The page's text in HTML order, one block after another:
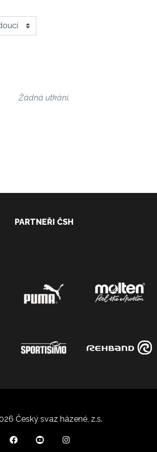
Žádná utkání.
PARTNEŘI ČSH
Český svaz házené, z.s.